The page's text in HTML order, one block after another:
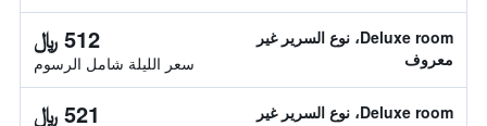
Deluxe room، نوع السرير غير
معروف
512 ﷼
سعر الليلة شامل الرسوم
Deluxe room، نوع السرير غير
521 ﷼